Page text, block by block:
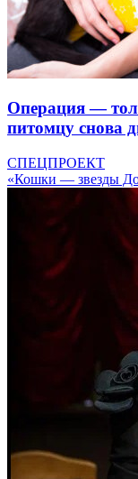
Операция —
питомцу снова
СПЕЦПРОЕКТ
«Кошки — звезды